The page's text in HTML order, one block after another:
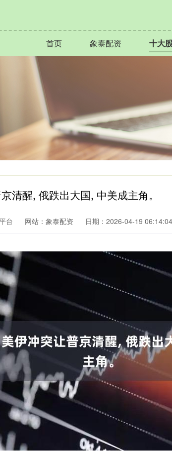
首页 象泰配资 十大
清醒, 俄跌出大国, 中美成主角。
台 网站：象泰配资 日期：2026-04-19 06:14:04
1.01% 创业板